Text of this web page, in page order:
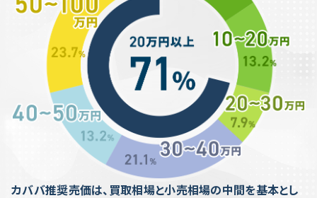
カババ推奨売価は、買取相場と小売相場の中間を基本とし